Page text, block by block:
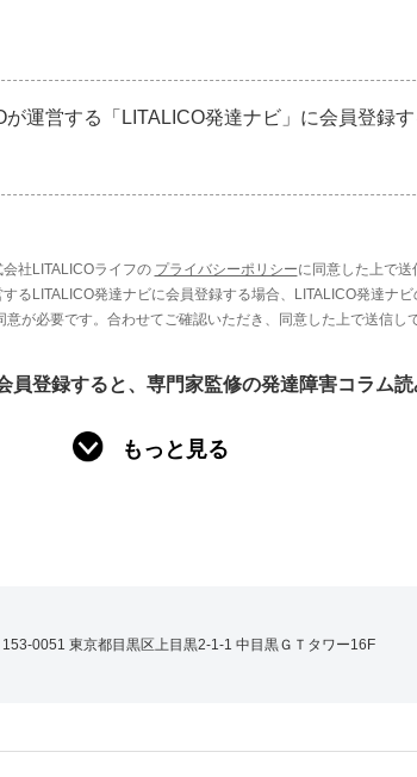
運営する「LITALICO発達ナビ」に会員登録
社LITALICOライフの プライバシーポリシーに同意した上で
るLITALICO発達ナビに会員登録する場合、LITALICO発達ナ
意が必要です。合わせてご確認いただき、同意した上で送信し
員登録すると、専門家監修の発達障害コラム
もっと見る
153-0051 東京都目黒区上目黒2-1-1 中目黒ＧＴタワー16F